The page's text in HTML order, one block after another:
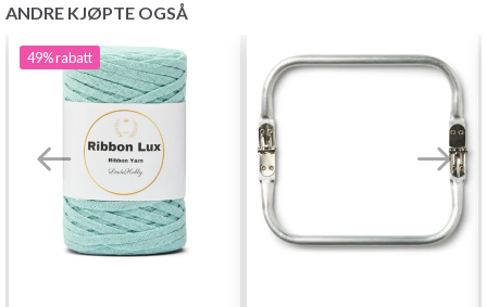
ANDRE KJØPTE OGSÅ
49%rabatt